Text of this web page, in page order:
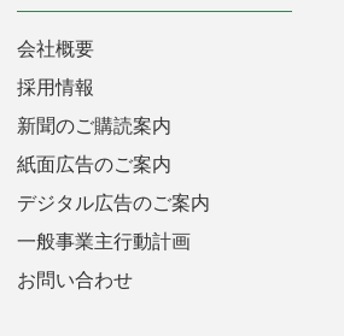
会社概要
採用情報
新聞のご購読案内
紙面広告のご案内
デジタル広告のご案内
一般事業主行動計画
お問い合わせ